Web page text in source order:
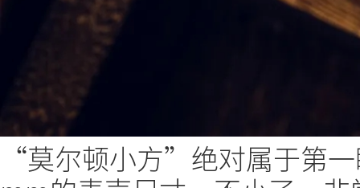
“莫尔顿小方”绝对属于第